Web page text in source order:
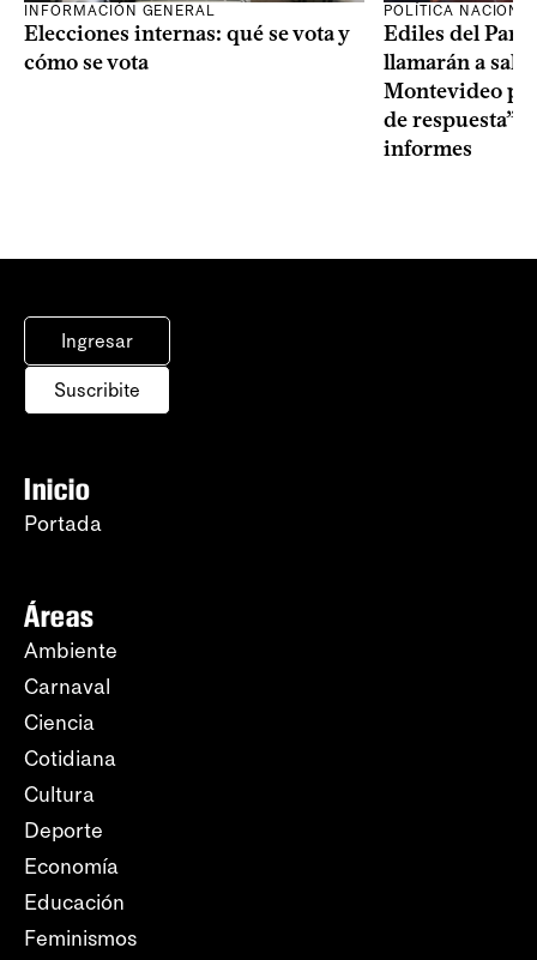
INFORMACIÓN GENERAL
Elecciones internas: qué se vota y
cómo se vota
POLÍTICA
Ediles del
llamarán a sala
Montevideo
de respuesta”
informes
Ingresar
Suscribite
Inicio
Portada
Áreas
Ambiente
Carnaval
Ciencia
Cotidiana
Cultura
Deporte
Economía
Educación
Feminismos